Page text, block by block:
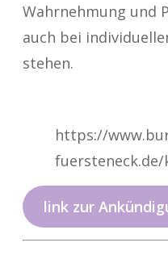
Wahrnehmung und
auch bei
stehen.
https://
link zur